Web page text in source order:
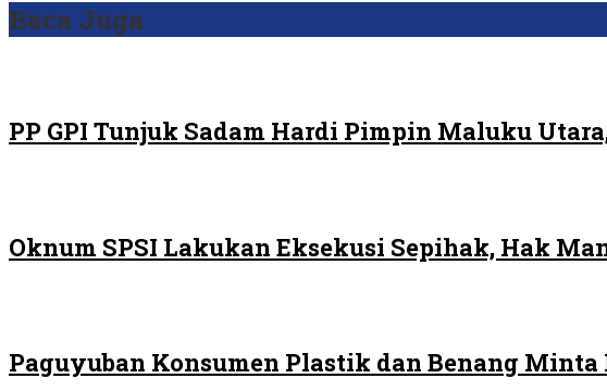
Baca Juga
PP GPI Tunjuk Sadam Hardi Pimpin Maluku
Oknum SPSI Lakukan Eksekusi Sepihak, Hak
Paguyuban Konsumen Plastik dan Benang